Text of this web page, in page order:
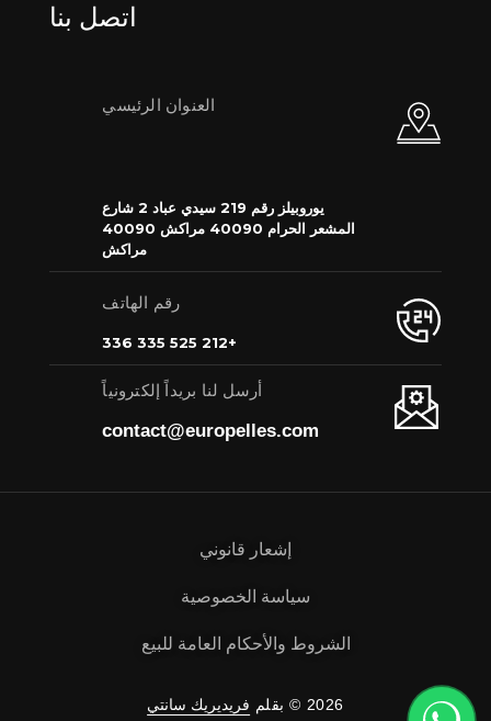
اتصل بنا
العنوان الرئيسي
يوروبيلز رقم 219 سيدي عباد 2 شارع
المشعر الحرام 40090 مراكش 40090
مراكش
رقم الهاتف
+212 525 335 336
أرسل لنا بريداً إلكترونياً
contact@europelles.com
إشعار قانوني
سياسة الخصوصية
الشروط والأحكام العامة للبيع
2026 © بقلم فريديريك سانتي